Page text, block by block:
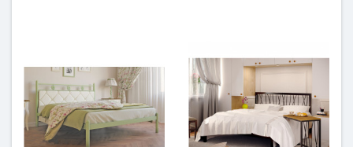
12 месяцев